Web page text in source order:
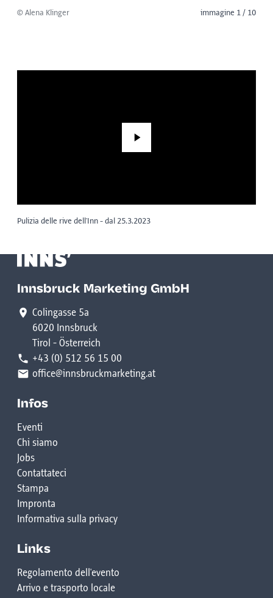
© Alena Klinger immagine 1 / 10
Pulizia delle rive dell'Inn - dal 25.3.2023
Innsbruck Marketing GmbH
Colingasse 5a
6020 Innsbruck
Tirol - Österreich
+43 (0) 512 56 15 00
office@innsbruckmarketing.at
Infos
Eventi
Chi siamo
Jobs
Contattateci
Stampa
Impronta
Informativa sulla privacy
Links
Regolamento dell'evento
Arrivo e trasporto locale